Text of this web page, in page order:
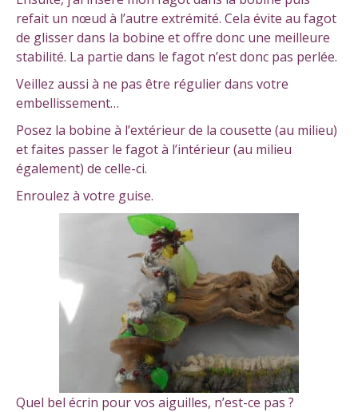
refait un nœud à l’autre extrémité. Cela évite au fagot
de glisser dans la bobine et offre donc une meilleure
stabilité. La partie dans le fagot n’est donc pas perlée.
Veillez aussi à ne pas être régulier dans votre
embellissement…
Posez la bobine à l’extérieur de la cousette (au milieu)
et faites passer le fagot à l’intérieur (au milieu
également) de celle-ci.
Enroulez à votre guise.
Quel bel écrin pour vos aiguilles, n’est-ce pas ?